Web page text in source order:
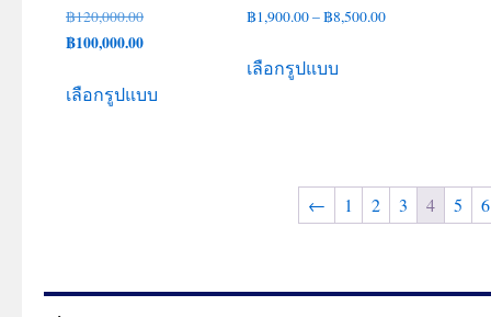
ให้คะแนน
5.00
ตั้งแต่ 1-5
คะแนน
฿120,000.00Original
price
฿120,000.00.
฿100,000.00Current
is:
เลือกรูปแบบ
ให้คะแนน
5.00
฿1,900.00–฿8,500.00Price
เลือกรูปแบบ
options
← 1 2 3 4 5 6